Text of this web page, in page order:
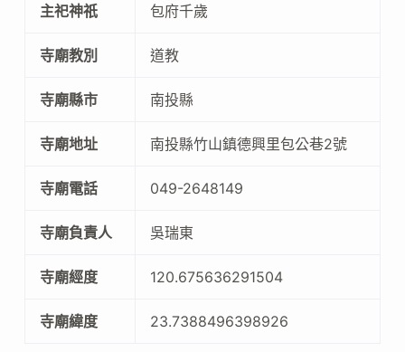
主祀神祇 包府千歲
寺廟教別 道教
寺廟縣市 南投縣
寺廟地址 南投縣竹山鎮德興里包公巷2號
寺廟電話 049-2648149
寺廟負責人 吳瑞東
寺廟經度 120.675636291504
寺廟緯度 23.7388496398926